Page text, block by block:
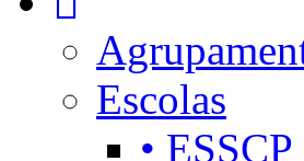
Escolas
•